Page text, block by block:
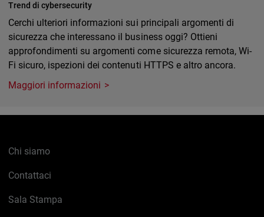
Trend di cybersecurity
Cerchi ulteriori informazioni sui principali argomenti di
sicurezza che interessano il business oggi? Ottieni
approfondimenti su argomenti come sicurezza remota, Wi-
Fi sicuro, ispezioni dei contenuti HTTPS e altro ancora.
Maggiori informazioni
Chi siamo
Contattaci
Sala Stampa